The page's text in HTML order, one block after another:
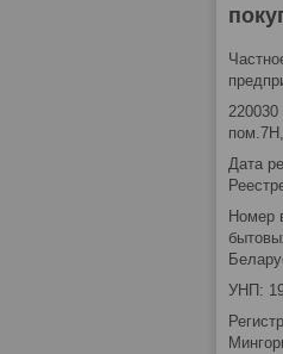
Дата
Номер
УНП: